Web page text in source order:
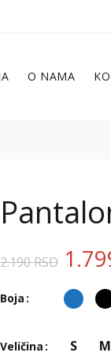
O NAMA
2.190RSD
Boja
Veličina S M